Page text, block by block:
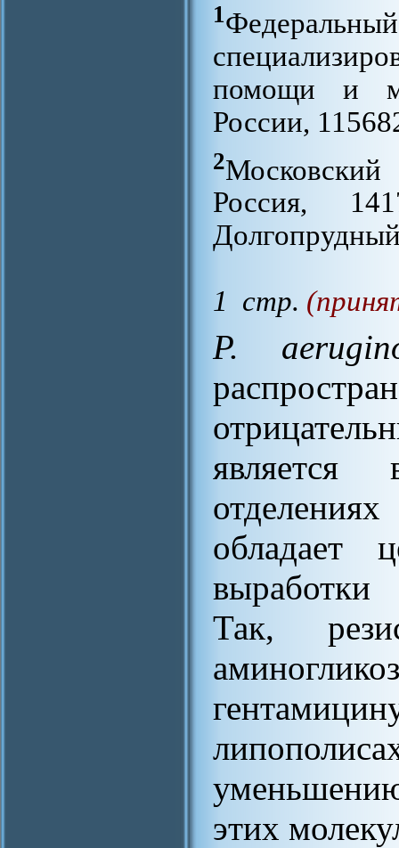
1
помощи и
России,
2
Россия,
1 стр.
P.
является
обладает
выработки
Так,
этих